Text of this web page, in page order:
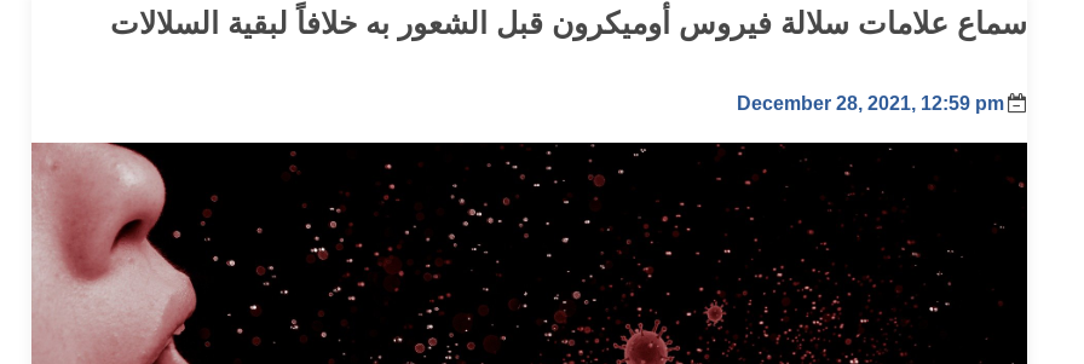
سماع علامات سلالة فيروس أوميكرون قبل الشعور به خلافاً لبقية السلالات
December 28, 2021, 12:59 pm